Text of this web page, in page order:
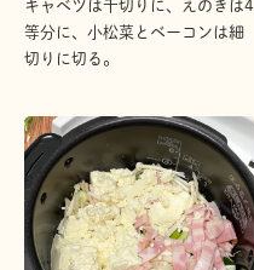
キャベツは千切りに、えのきは4
等分に、小松菜とベーコンは細
切りに切る。